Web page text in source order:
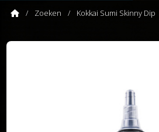
Zoeken Kokkai Sumi Skinny Dip